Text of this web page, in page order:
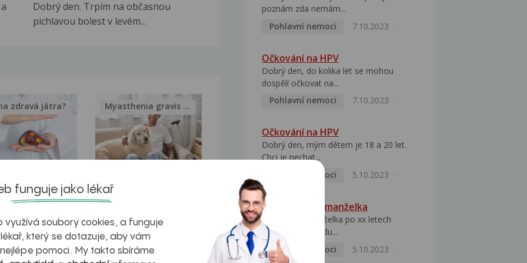
Dobrý den. Trpím na občasnou
pichlavou bolest v levém...
zdravá játra?
Inovativní
myastenie –
naděje pro ty,
Myasthenia gravis – vše, co...
poznám zda nemám...
Pohlavní nemoci
7.10.2023
Očkování na HPV
Dobrý den, do kolika let se mohou
dospělí očkovat na...
Pohlavní nemoci
7.10.2023
Očkování na HPV
Dobrý den, mým dětem je 18 a 20 let.
Chci je nechat...
Pohlavní nemoci
5.10.2023
HPV pozitivní manželka
Dobrý den, manželka po xx letech
přivezla z Východu...
Pohlavní nemoci
5.10.2023
funguje jako lékař
využívá soubory cookies, a funguje
který se dotazuje, aby vám
pomoci. My takto sbíráme